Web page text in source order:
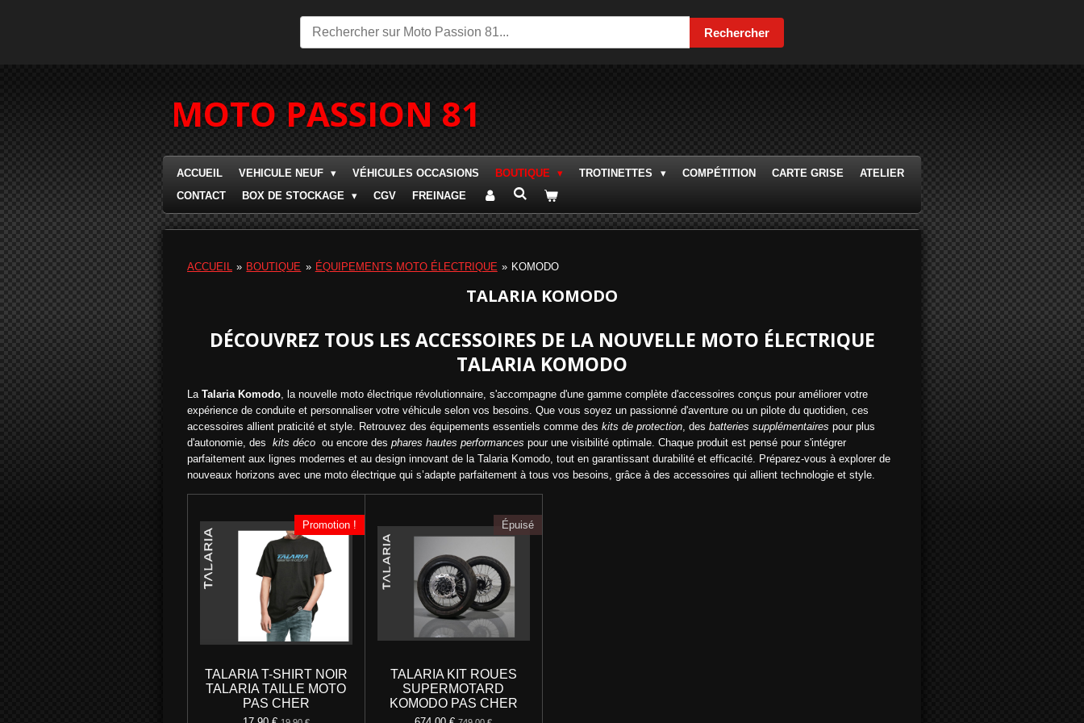
Rechercher
MOTO PASSION 81
ACCUEIL VEHICULE NEUF VÉHICULES OCCASIONS BOUTIQUE TROTINETTES COMPÉTITION CARTE GRISE
ATELIER
CONTACT
BOX DE STOCKAGE CGV FREINAGE
ACCUEIL » BOUTIQUE » ÉQUIPEMENTS MOTO ÉLECTRIQUE » KOMODO
TALARIA KOMODO
DÉCOUVREZ TOUS LES ACCESSOIRES DE LA NOUVELLE MOTO ÉLECTRIQUE
TALARIA KOMODO
La Talaria Komodo, la nouvelle moto électrique révolutionnaire, s'accompagne d'une gamme complète d'accessoires conçus pour améliorer votre
expérience de conduite et personnaliser votre véhicule selon vos besoins. Que vous soyez un passionné d'aventure ou un pilote du quotidien, ces
accessoires allient praticité et style. Retrouvez des équipements essentiels comme des kits de protection, des batteries supplémentaires pour plus
d'autonomie, des kits déco ou encore des phares hautes performances pour une visibilité optimale. Chaque produit est pensé pour s'intégrer
parfaitement aux lignes modernes et au design innovant de la Talaria Komodo, tout en garantissant durabilité et efficacité. Préparez-vous à explorer de
nouveaux horizons avec une moto électrique qui s’adapte parfaitement à tous vos besoins, grâce à des accessoires qui allient technologie et style.
Promotion !
TALARIA T-SHIRT NOIR
TALARIA TAILLE MOTO
PAS CHER
Épuisé
TALARIA KIT ROUES
SUPERMOTARD
KOMODO PAS CHER